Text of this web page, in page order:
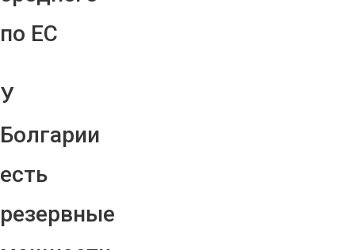
по ЕС
У
Болгарии
есть
резервные